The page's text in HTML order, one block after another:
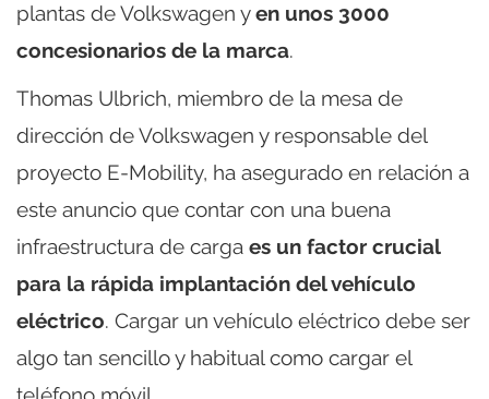
plantas de Volkswagen yen unos 3000
concesionarios de la marca.
Thomas Ulbrich, miembro de la mesa de
dirección de Volkswagen y responsable del
proyecto E-Mobility, ha asegurado en relación a
este anuncio que contar con una buena
infraestructura de carga es un factor crucial
para la rápida implantación del vehículo
eléctrico. Cargar un vehículo eléctrico debe ser
algo tan sencillo y habitual como cargar el